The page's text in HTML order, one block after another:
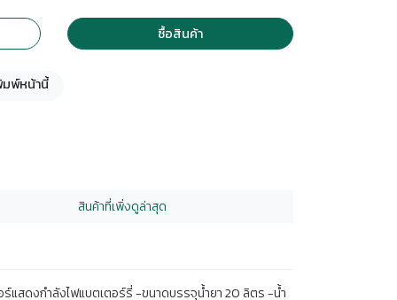
ซื้อสินค้า
พ์หน้านี้
สินค้าที่เพิ่งดูล่าสุด
ร์แสดงกำลังไฟแบตเตอร์รี่ -ขนาดบรรจุน้ำยา 20 ลิตร -น้ำ